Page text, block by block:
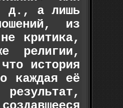
д., а лишь
из
критика,
религии,
история
каждая её